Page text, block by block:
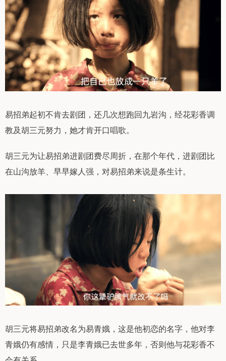
易招弟起初不肯去剧团，还几次想跑回九岩沟，经花彩香调
教及胡三元努力，她才肯开口唱歌。
胡三元为让易招弟进剧团费尽周折，在那个年代，进剧团比
在山沟放羊、早早嫁人强，对易招弟来说是条生计。
胡三元将易招弟改名为易青娥，这是他初恋的名字，他对李
青娥仍有感情，只是李青娥已去世多年，否则他与花彩香不